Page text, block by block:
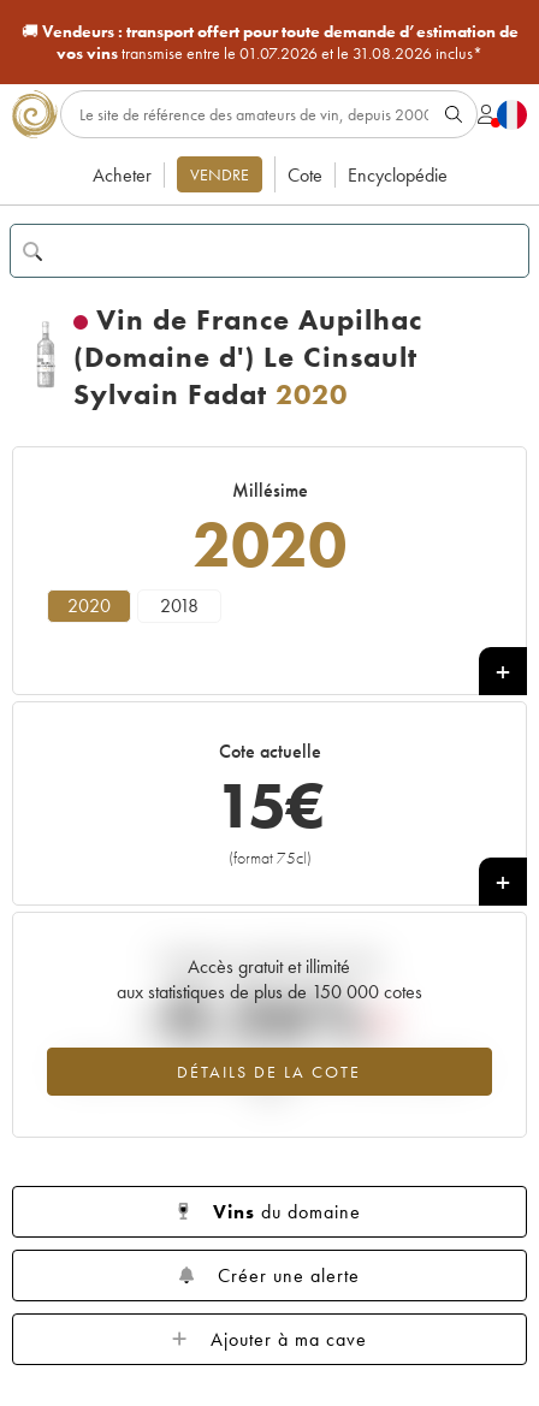
🚚Vendeurs : transport offert pour toute demande d’estimation de
vos vinstransmise entre le 01.07.2026 et le 31.08.2026 inclus*
Acheter VENDRE Cote Encyclopédie
Vin de France Aupilhac
(Domaine d') Le Cinsault
Sylvain Fadat 2020
Millésime
2020
2020 2018
Cote actuelle
15€
(format 75cl)
+
Accès gratuit et illimité
aux statistiques de plus de 150 000 cotes
DÉTAILS DE LA COTE
Tendance actuelle de la cote
-0.26%
Tendance à la baisse du millésime 2020 en 2026 par rapport à
Vins du domaine
Créer une alerte
Ajouter à ma cave